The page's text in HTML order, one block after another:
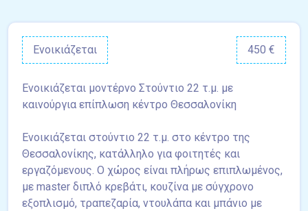
Ενοικιάζεται 450 €
Ενοικιάζεται μοντέρνο Στούντιο 22 τ.μ. με
καινούργια επίπλωση κέντρο Θεσσαλονίκη
Ενοικιάζεται στούντιο 22 τ.μ. στο κέντρο της
Θεσσαλονίκης, κατάλληλο για φοιτητές και
εργαζόμενους. Ο χώρος είναι πλήρως επιπλωμένος,
με master διπλό κρεβάτι, κουζίνα με σύγχρονο
εξοπλισμό, τραπεζαρία, ντουλάπα και μπάνιο με